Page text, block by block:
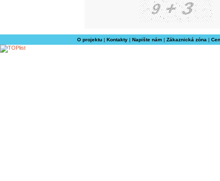
O projektu| Kontakty| Napište nám| Zákaznická zóna |